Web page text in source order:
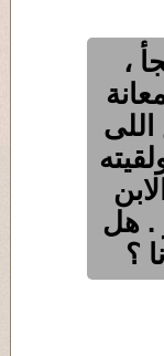
،
. هل
؟